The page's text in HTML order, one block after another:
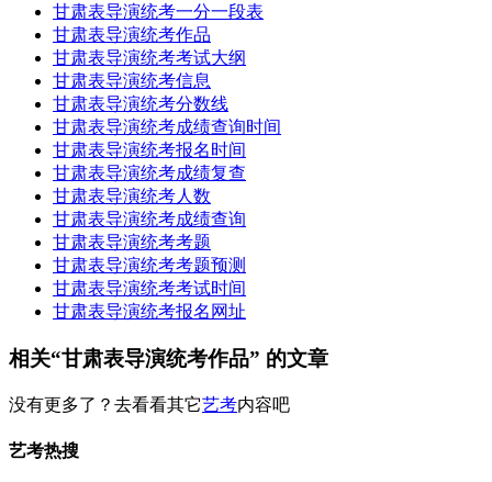
甘肃表导演统考一分一段表
甘肃表导演统考作品
甘肃表导演统考考试大纲
甘肃表导演统考信息
甘肃表导演统考分数线
甘肃表导演统考成绩查询时间
甘肃表导演统考报名时间
甘肃表导演统考成绩复查
甘肃表导演统考人数
甘肃表导演统考成绩查询
甘肃表导演统考考题
甘肃表导演统考考题预测
甘肃表导演统考考试时间
甘肃表导演统考报名网址
相关“甘肃表导演统考作品” 的文章
没有更多了？去看看其它艺考内容吧
艺考热搜